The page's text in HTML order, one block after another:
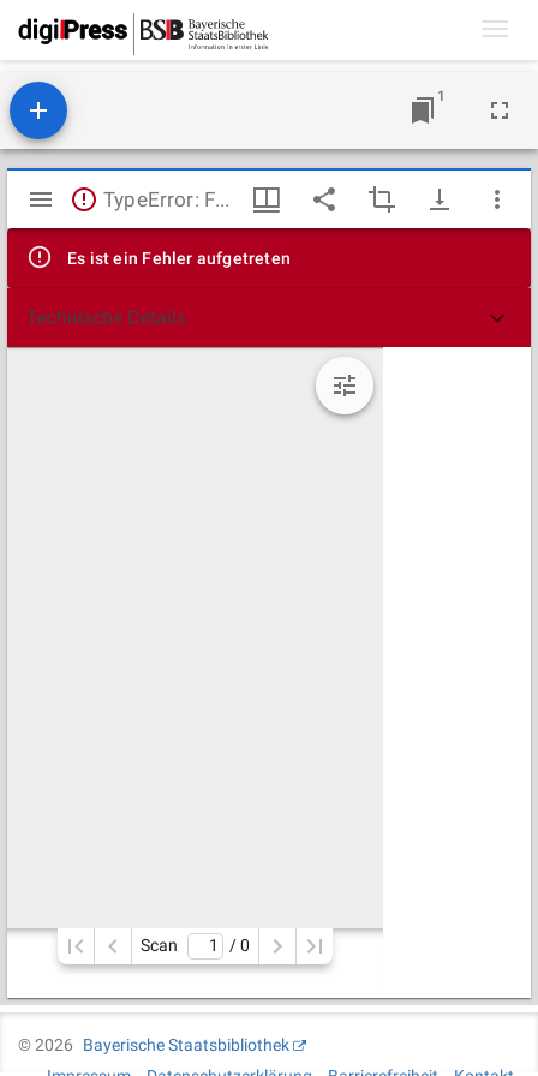
1
Mirador
Viewer
TypeError: Failed to fetch
Es ist ein Fehler aufgetreten
Technische Details
Scan / 0
©2026
Bayerische Staatsbibliothek